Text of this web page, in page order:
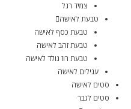
צמיד רגל
טבעת לאישה
טבעת כסף לאישה
טבעת זהב לאישה
טבעת רוז גולד לאישה
עגילים לאישה
סטים לאישה
סטים לגבר